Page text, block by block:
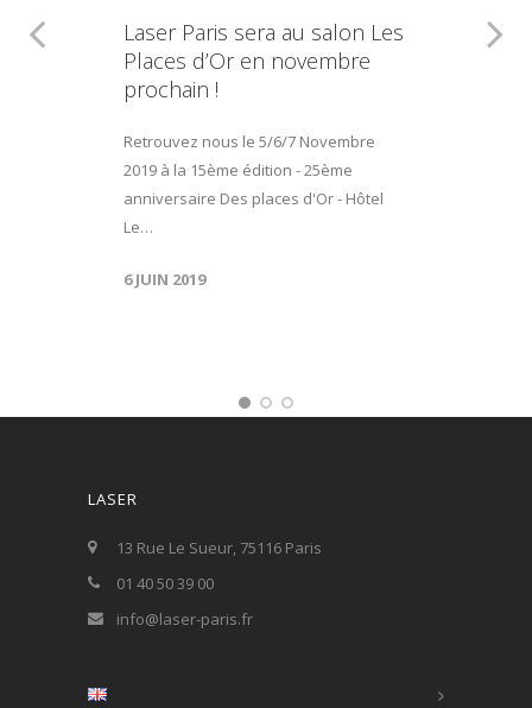
Laser Paris sera au salon Les
Places d’Or en novembre
prochain !
Retrouvez nous le 5/6/7 Novembre
2019 à la 15ème édition - 25ème
anniversaire Des places d'Or - Hôtel
Le…
6 JUIN 2019
LASER
13 Rue Le Sueur, 75116 Paris
01 40 50 39 00
info@laser-paris.fr